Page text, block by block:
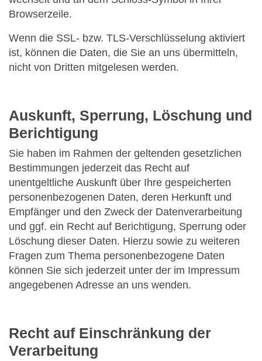
Browserzeile.
Wenn die SSL- bzw. TLS-Verschlüsselung aktiviert
ist, können die Daten, die Sie an uns übermitteln,
nicht von Dritten mitgelesen werden.
Auskunft, Sperrung, Löschung und
Berichtigung
Sie haben im Rahmen der geltenden gesetzlichen
Bestimmungen jederzeit das Recht auf
unentgeltliche Auskunft über Ihre gespeicherten
personenbezogenen Daten, deren Herkunft und
Empfänger und den Zweck der Datenverarbeitung
und ggf. ein Recht auf Berichtigung, Sperrung oder
Löschung dieser Daten. Hierzu sowie zu weiteren
Fragen zum Thema personenbezogene Daten
können Sie sich jederzeit unter der im Impressum
angegebenen Adresse an uns wenden.
Recht auf Einschränkung der
Verarbeitung